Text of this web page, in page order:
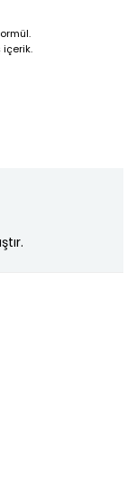
içerik.